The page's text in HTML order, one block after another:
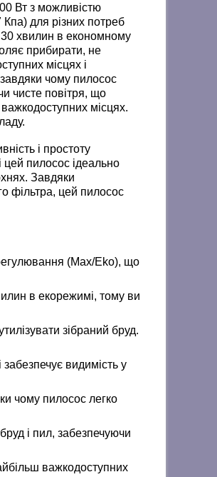
Вт з можливістю
для різних потреб
хвилин в економному
прибирати, не
місцях і
завдяки чому пилосос
чисте повітря, що
місцях.
і простоту
пилосос ідеально
Завдяки
фільтра, цей пилосос
(Max/Eko), що
в екорежимі, тому ви
зібраний бруд.
видимість у
чому пилосос легко
і пил, забезпечуючи
важкодоступних